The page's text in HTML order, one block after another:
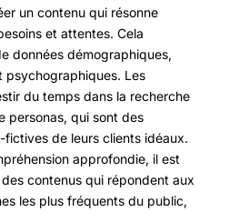
un contenu qui résonne
et attentes. Cela
données démographiques,
psychographiques. Les
du temps dans la recherche
personas, qui sont des
fictives de leurs clients idéaux.
approfondie, il est
contenus qui répondent aux
les plus fréquents du public,